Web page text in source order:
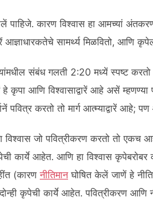
पाहिजे. कारण विश्वास हा आमच्यां
आज्ञाधारकतेचे सामर्थ्य मिळवितो, आणि
संबंध गलती 2:20 मध्यें स्पष्ट करतो
कृपा आणि विश्वासाद्वारें आहे असें
करतो तो मार्ग आत्म्याद्वारें आहे; पण
विश्वास जो पवित्रीकरण करतो तो
कार्ये आहेत. आणि हा विश्वास
(कारणनीतिमानघोषित केलें जाणें हे
कृपेची कार्ये आहेत. पवित्रीकरण